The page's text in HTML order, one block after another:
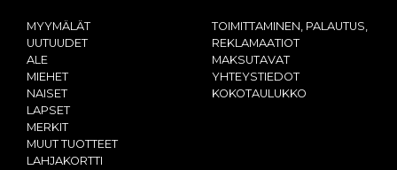
MYYMÄLÄT
UUTUUDET
ALE
MIEHET
NAISET
LAPSET
MERKIT
MUUT TUOTTEET
LAHJAKORTTI
TOIMITTAMINEN, PALAUTUS,
REKLAMAATIOT
MAKSUTAVAT
YHTEYSTIEDOT
KOKOTAULUKKO